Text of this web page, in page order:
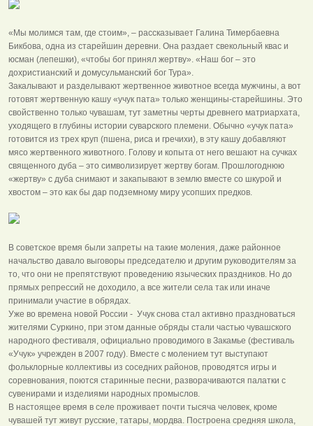
«Мы молимся там, где стоим», – рассказывает Галина Тимербаевна
Бикбова, одна из старейшин деревни. Она раздает свекольный квас и
юсман (лепешки), «чтобы бог принял жертву». «Наш бог – это
дохристианский и домусульманский бог Тура».
Закалывают и разделывают жертвенное животное всегда мужчины, а вот
готовят жертвенную кашу «учук пата» только женщины-старейшины. Это
свойственно только чувашам, тут заметны черты древнего матриархата,
уходящего в глубины истории суварского племени. Обычно «учук пата»
готовится из трех круп (пшена, риса и гречихи), в эту кашу добавляют
мясо жертвенного животного. Голову и копыта от него вешают на сучках
священного дуба – это символизирует жертву богам. Прошлогоднюю
«жертву» с дуба снимают и закапывают в землю вместе со шкурой и
хвостом – это как бы дар подземному миру усопших предков.
В советское время были запреты на такие моления, даже районное
начальство давало выговоры председателю и другим руководителям за
то, что они не препятствуют проведению языческих праздников. Но до
прямых репрессий не доходило, а все жители села так или иначе
принимали участие в обрядах.
Уже во времена новой России - Учук снова стал активно праздноваться
жителями Суркино, при этом данные обряды стали частью чувашского
народного фестиваля, официально проводимого в Закамье (фестиваль
«Учук» учрежден в 2007 году). Вместе с молением тут выступают
фольклорные коллективы из соседних районов, проводятся игры и
соревнования, поются старинные песни, разворачиваются палатки с
сувенирами и изделиями народных промыслов.
В настоящее время в селе проживает почти тысяча человек, кроме
чувашей тут живут русские, татары, мордва. Построена средняя школа,